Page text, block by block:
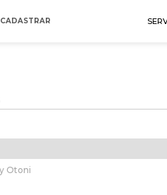
CADASTRAR
Otoni